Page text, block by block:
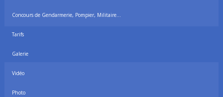
Concours de Gendarmerie, Pompier, Militaire…
Tarifs
Galerie
Vidéo
Photo